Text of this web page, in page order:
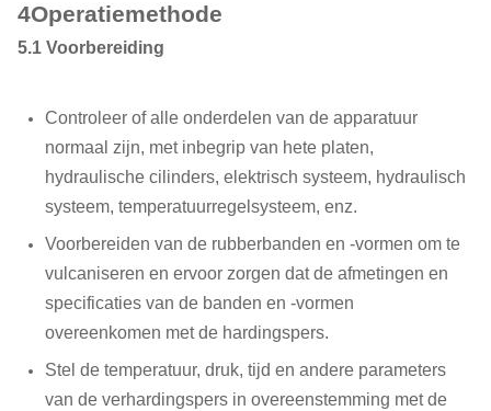
4Operatiemethode
5.1 Voorbereiding
Controleer of alle onderdelen van de apparatuur
normaal zijn, met inbegrip van hete platen,
hydraulische cilinders, elektrisch systeem, hydraulisch
systeem, temperatuurregelsysteem, enz.
Voorbereiden van de rubberbanden en -vormen om te
vulcaniseren en ervoor zorgen dat de afmetingen en
specificaties van de banden en -vormen
overeenkomen met de hardingspers.
Stel de temperatuur, druk, tijd en andere parameters
van de verhardingspers in overeenstemming met de